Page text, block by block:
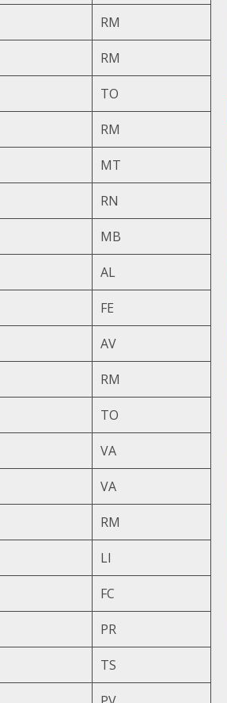
RM
RM
TO
RM
MT
RN
MB
AL
FE
AV
RM
TO
VA
VA
RM
LI
FC
PR
TS